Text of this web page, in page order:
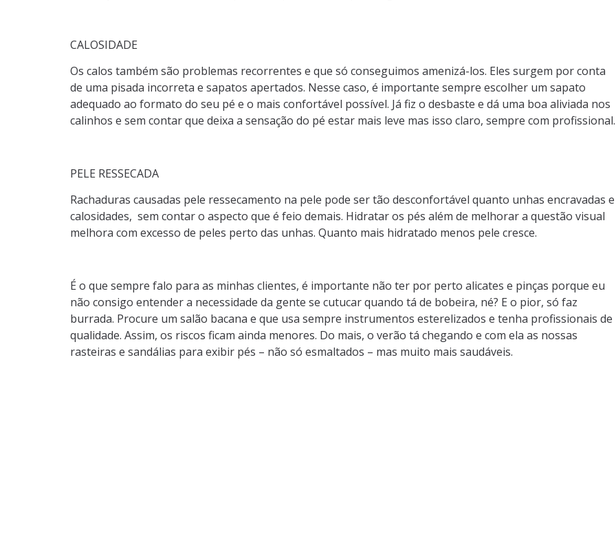
CALOSIDADE
Os calos também são problemas recorrentes e que só conseguimos amenizá-los. Eles surgem por conta
de uma pisada incorreta e sapatos apertados. Nesse caso, é importante sempre escolher um sapato
adequado ao formato do seu pé e o mais confortável possível. Já fiz o desbaste e dá uma boa aliviada nos
calinhos e sem contar que deixa a sensação do pé estar mais leve mas isso claro, sempre com profissional.
PELE RESSECADA
Rachaduras causadas pele ressecamento na pele pode ser tão desconfortável quanto unhas encravadas e
calosidades, sem contar o aspecto que é feio demais. Hidratar os pés além de melhorar a questão visual
melhora com excesso de peles perto das unhas. Quanto mais hidratado menos pele cresce.
É o que sempre falo para as minhas clientes, é importante não ter por perto alicates e pinças porque eu
não consigo entender a necessidade da gente se cutucar quando tá de bobeira, né? E o pior, só faz
burrada. Procure um salão bacana e que usa sempre instrumentos esterelizados e tenha profissionais de
qualidade. Assim, os riscos ficam ainda menores. Do mais, o verão tá chegando e com ela as nossas
rasteiras e sandálias para exibir pés – não só esmaltados – mas muito mais saudáveis.